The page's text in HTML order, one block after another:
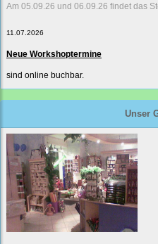
Am 05.09.26 und 06.09.26 findet das
11.07.2026
Neue Workshoptermine
sind online buchbar.
Unser